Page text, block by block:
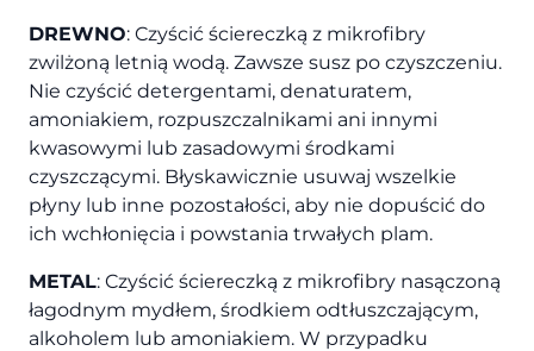
DREWNO: Czyścić ściereczką z mikrofibry
zwilżoną letnią wodą. Zawsze susz po czyszczeniu.
Nie czyścić detergentami, denaturatem,
amoniakiem, rozpuszczalnikami ani innymi
kwasowymi lub zasadowymi środkami
czyszczącymi. Błyskawicznie usuwaj wszelkie
płyny lub inne pozostałości, aby nie dopuścić do
ich wchłonięcia i powstania trwałych plam.
METAL: Czyścić ściereczką z mikrofibry nasączoną
łagodnym mydłem, środkiem odtłuszczającym,
alkoholem lub amoniakiem. W przypadku